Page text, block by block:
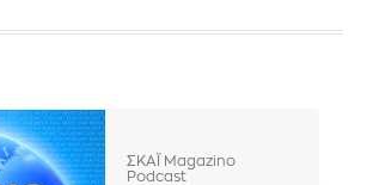
ΣΚΑΪ Magazino
Podcast